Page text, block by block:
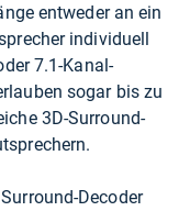
entweder an ein
individuell
7.1-Kanal-
sogar bis zu
3D-Surround-
Decoder